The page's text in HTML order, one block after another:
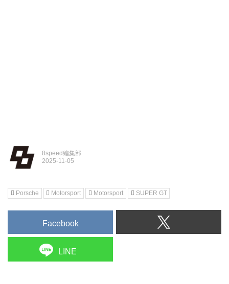
8speed編集部
Porsche Motorsport Motorsport SUPER GT
Facebook
LINE